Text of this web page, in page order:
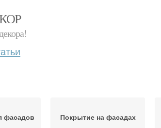
фасадов Покрытие на фасадах